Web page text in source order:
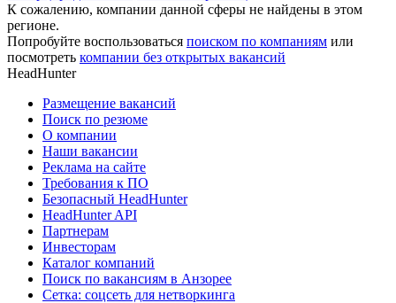
К сожалению, компании данной сферы не найдены в этом
регионе.
Попробуйте воспользоваться поиском по компаниям или
посмотреть компании без открытых вакансий
HeadHunter
Размещение вакансий
Поиск по резюме
О компании
Наши вакансии
Реклама на сайте
Требования к ПО
Безопасный HeadHunter
HeadHunter API
Партнерам
Инвесторам
Каталог компаний
Поиск по вакансиям в Анзорее
Сетка: соцсеть для нетворкинга